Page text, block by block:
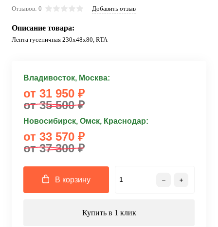
Отзывов: 0 Добавить отзыв
Описание товара:
Лента гусеничная 230x48x80, RTA
Владивосток, Москва:
от 31 950 ₽
от 35 500 ₽
Новосибирск, Омск, Краснодар:
от 33 570 ₽
от 37 300 ₽
В корзину
Купить в 1 клик